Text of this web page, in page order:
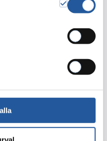
i webshopen. Vänligen